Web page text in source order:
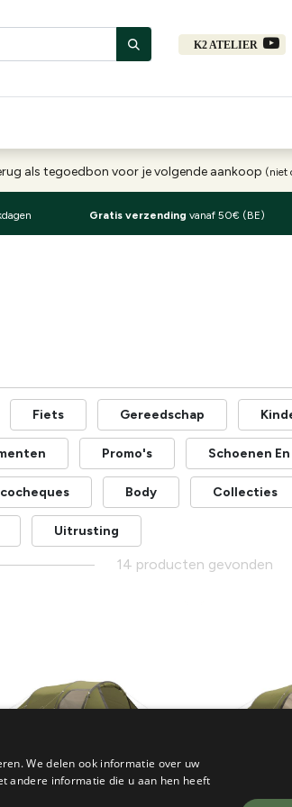
K2 ATELIER
als tegoedbon voor je volgende aankoop (niet
Gratis verzending vanaf 50€ (BE)
Fiets Gereedschap
Promo's Schoenen
Body Collecties
Uitrusting
14 producten gevonden
We delen ook informatie over uw
andere informatie die u aan hen heeft